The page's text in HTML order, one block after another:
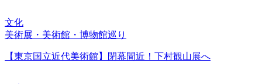
文化
美術展・美術館・博物館巡り
【東京国立近代美術館】閉幕間近！下村観山展へ